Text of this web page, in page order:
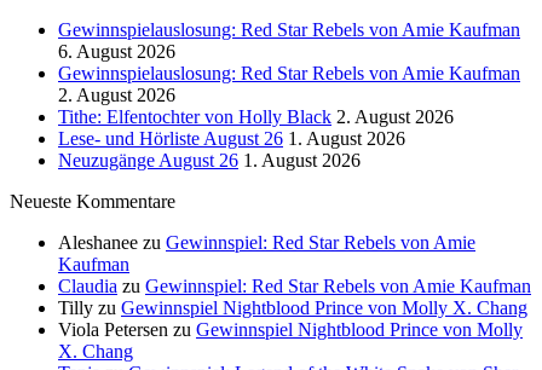
Gewinnspielauslosung: Red Star Rebels von Amie Kaufman
6. August 2026
Gewinnspielauslosung: Red Star Rebels von Amie Kaufman
2. August 2026
Tithe: Elfentochter von Holly Black 2. August 2026
Lese- und Hörliste August 26 1. August 2026
Neuzugänge August 26 1. August 2026
Neueste Kommentare
Aleshanee zu Gewinnspiel: Red Star Rebels von Amie
Kaufman
Claudia zu Gewinnspiel: Red Star Rebels von Amie Kaufman
Tilly zu Gewinnspiel Nightblood Prince von Molly X. Chang
Viola Petersen zu Gewinnspiel Nightblood Prince von Molly
X. Chang